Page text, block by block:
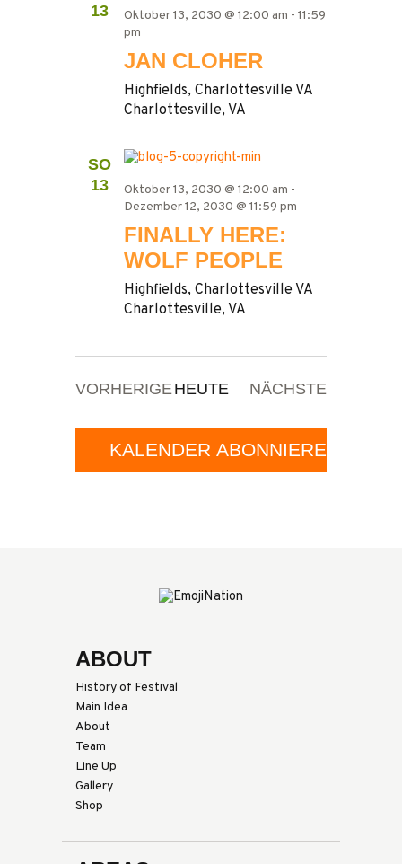
13
Oktober 13, 2030 @ 12:00 am - 11:59
pm
JAN CLOHER
Highfields, Charlottesville VA
Charlottesville, VA
SO
13
Oktober 13, 2030 @ 12:00 am -
Dezember 12, 2030 @ 11:59 pm
FINALLY HERE:
WOLF PEOPLE
Highfields, Charlottesville VA
Charlottesville, VA
VORHERIGE VERANSTALTUNGEN
HEUTE NÄCHSTE
KALENDER ABONNIEREN
ABOUT
History of Festival
Main Idea
About
Team
Line Up
Gallery
Shop